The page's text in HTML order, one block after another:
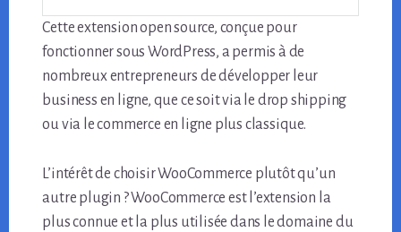
Cette extension open source, conçue pour
fonctionner sous WordPress, a permis à de
nombreux entrepreneurs de développer leur
business en ligne, que ce soit via le drop shipping
ou via le commerce en ligne plus classique.
L’intérêt de choisir WooCommerce plutôt qu’un
autre plugin ? WooCommerce est l’extension la
plus connue et la plus utilisée dans le domaine du